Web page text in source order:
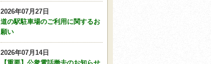
2026年07月27日
道の駅駐車場のご利用に関するお
願い
2026年07月14日